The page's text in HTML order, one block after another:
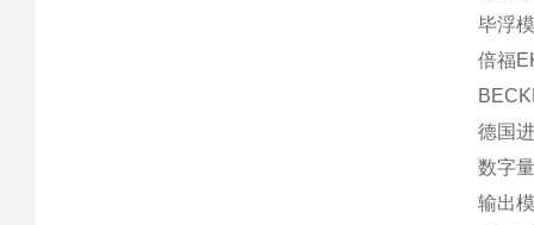
毕浮
倍福
德国
数字
输出